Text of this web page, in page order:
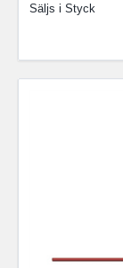
Säljs i Styck